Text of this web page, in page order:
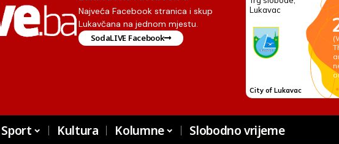
Najveća Facebook stranica i skup
Lukavčana na jednom mjestu.
SodaLIVE Facebook
Sport Kultura Kolumne Slobodno vrijeme